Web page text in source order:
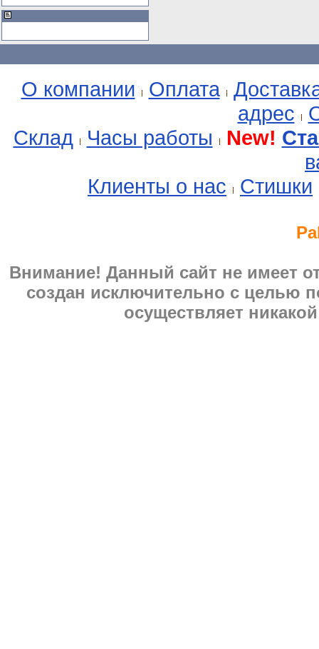
О компании Оплата
адрес
Склад
Часы работы New!
Клиенты о нас
Стишки
Внимание! Данный сайт не имеет
создан исключительно с целью
осуществляет